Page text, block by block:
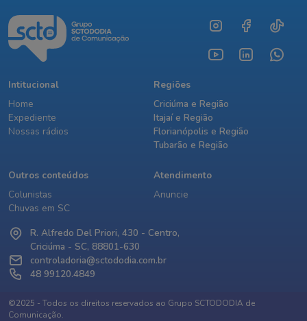
Intitucional
Home
Expediente
Nossas rádios
Regiões
Criciúma e Região
Itajaí e Região
Florianópolis e Região
Tubarão e Região
Outros conteúdos
Colunistas
Chuvas em SC
Atendimento
Anuncie
R. Alfredo Del Priori, 430 - Centro,
Criciúma - SC, 88801-630
controladoria@sctododia.com.br
48 99120.4849
©2025 - Todos os direitos reservados ao Grupo SCTODODIA de
Comunicação.